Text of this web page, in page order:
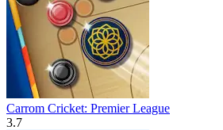
Carrom Cricket: Premier League
3.7